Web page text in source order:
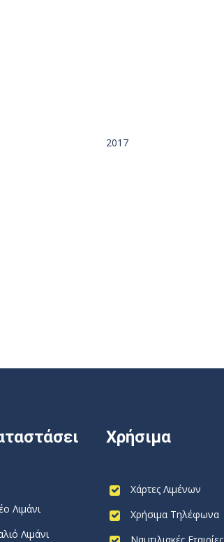
2017
Λιμάνι
Λιμάνι
Χρήσιμα
Χάρτες Λιμένων
Χρήσιμα Τηλέφωνα